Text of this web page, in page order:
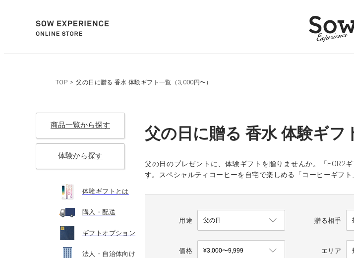
TOP > 父の日に贈る 香水 体験ギフト一覧（3,000円〜）
商品一覧から探す
体験から探す
体験ギフトとは
購入・配送
ギフトオプション
法人・自治体向け
父の日に贈る 香水 体験ギフ
父の日のプレゼントに、体験ギフトを贈りませんか。「FOR2
す。スペシャルティコーヒーを自宅で楽しめる「コーヒーギフ
用途 贈る相手
価格 エリア